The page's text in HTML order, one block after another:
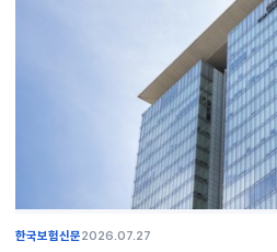
한국보험신문2026.07.27